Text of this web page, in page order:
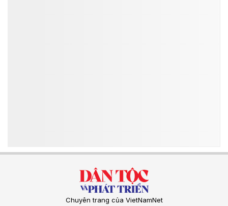
Chuyên trang của VietNamNet